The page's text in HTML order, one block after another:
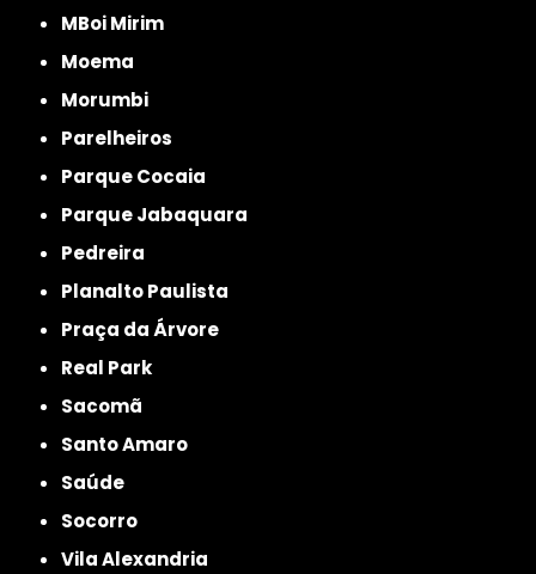
MBoi Mirim
Moema
Morumbi
Parelheiros
Parque Cocaia
Parque Jabaquara
Pedreira
Planalto Paulista
Praça da Árvore
Real Park
Sacomã
Santo Amaro
Saúde
Socorro
Vila Alexandria